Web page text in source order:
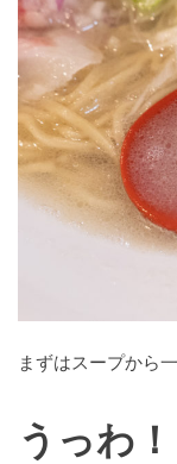
まずはスープから一
うっわ